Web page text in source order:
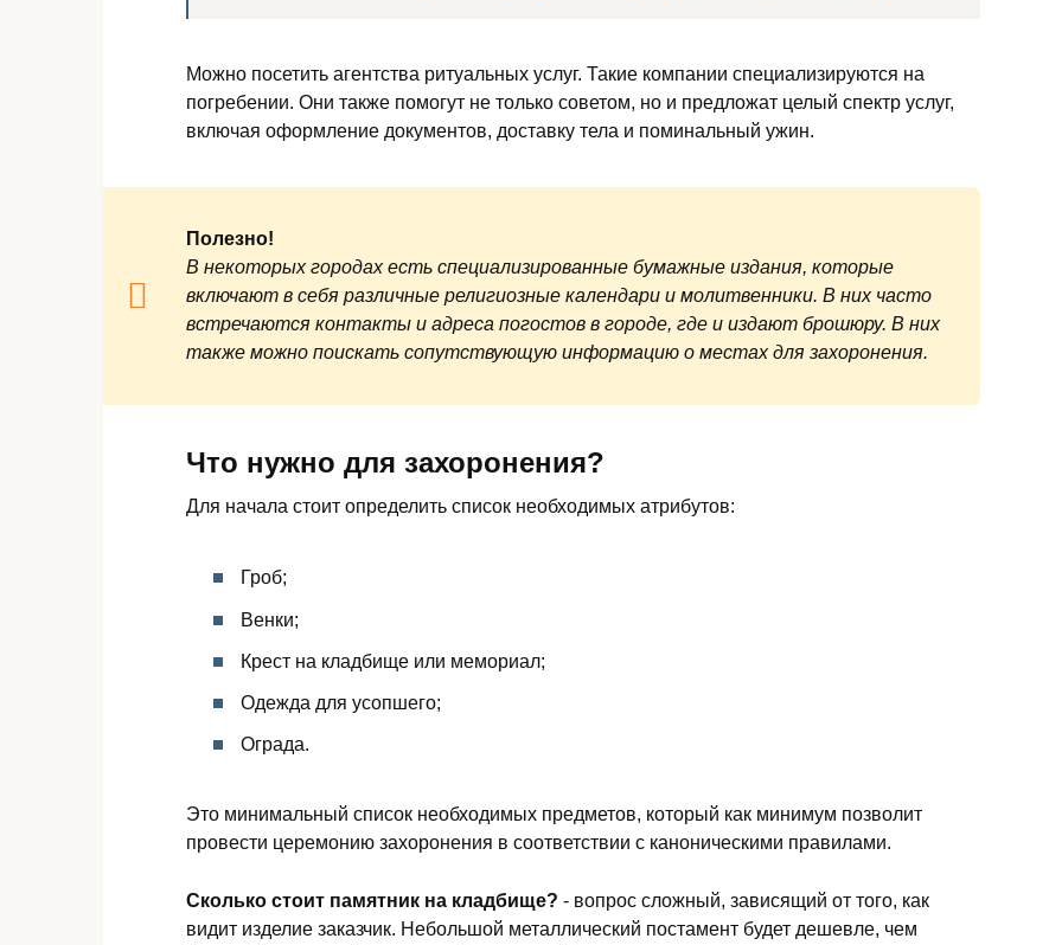
Можно посетить агентства ритуальных услуг. Такие компании специализируются на
погребении. Они также помогут не только советом, но и предложат целый спектр услуг,
включая оформление документов, доставку тела и поминальный ужин.
Полезно!
В некоторых городах есть специализированные бумажные издания, которые
включают в себя различные религиозные календари и молитвенники. В них часто
встречаются контакты и адреса погостов в городе, где и издают брошюру. В них
также можно поискать сопутствующую информацию о местах для захоронения.
Что нужно для захоронения?
Для начала стоит определить список необходимых атрибутов:
Гроб;
Венки;
Крест на кладбище или мемориал;
Одежда для усопшего;
Ограда.
Это минимальный список необходимых предметов, который как минимум позволит
провести церемонию захоронения в соответствии с каноническими правилами.
Сколько стоит памятник на кладбище? - вопрос сложный, зависящий от того, как
видит изделие заказчик. Небольшой металлический постамент будет дешевле, чем